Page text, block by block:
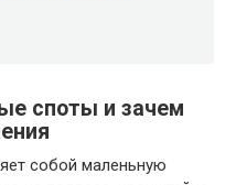
споты и зачем
собой маленьную